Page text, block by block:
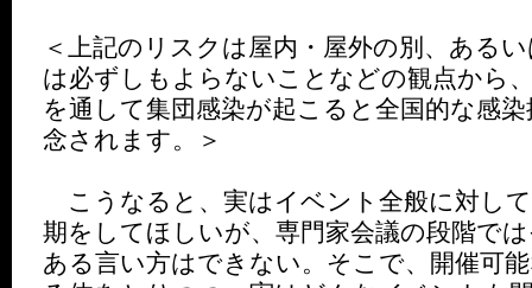
＜上記のリスクは屋内・屋外の別、ある
は必ずしもよらないことなどの観点から
を通して集団感染が起こると全国的な感
念されます。＞
こうなると、実はイベント全般に対し
期をしてほしいが、専門家会議の段階で
ある言い方はできない。そこで、開催可